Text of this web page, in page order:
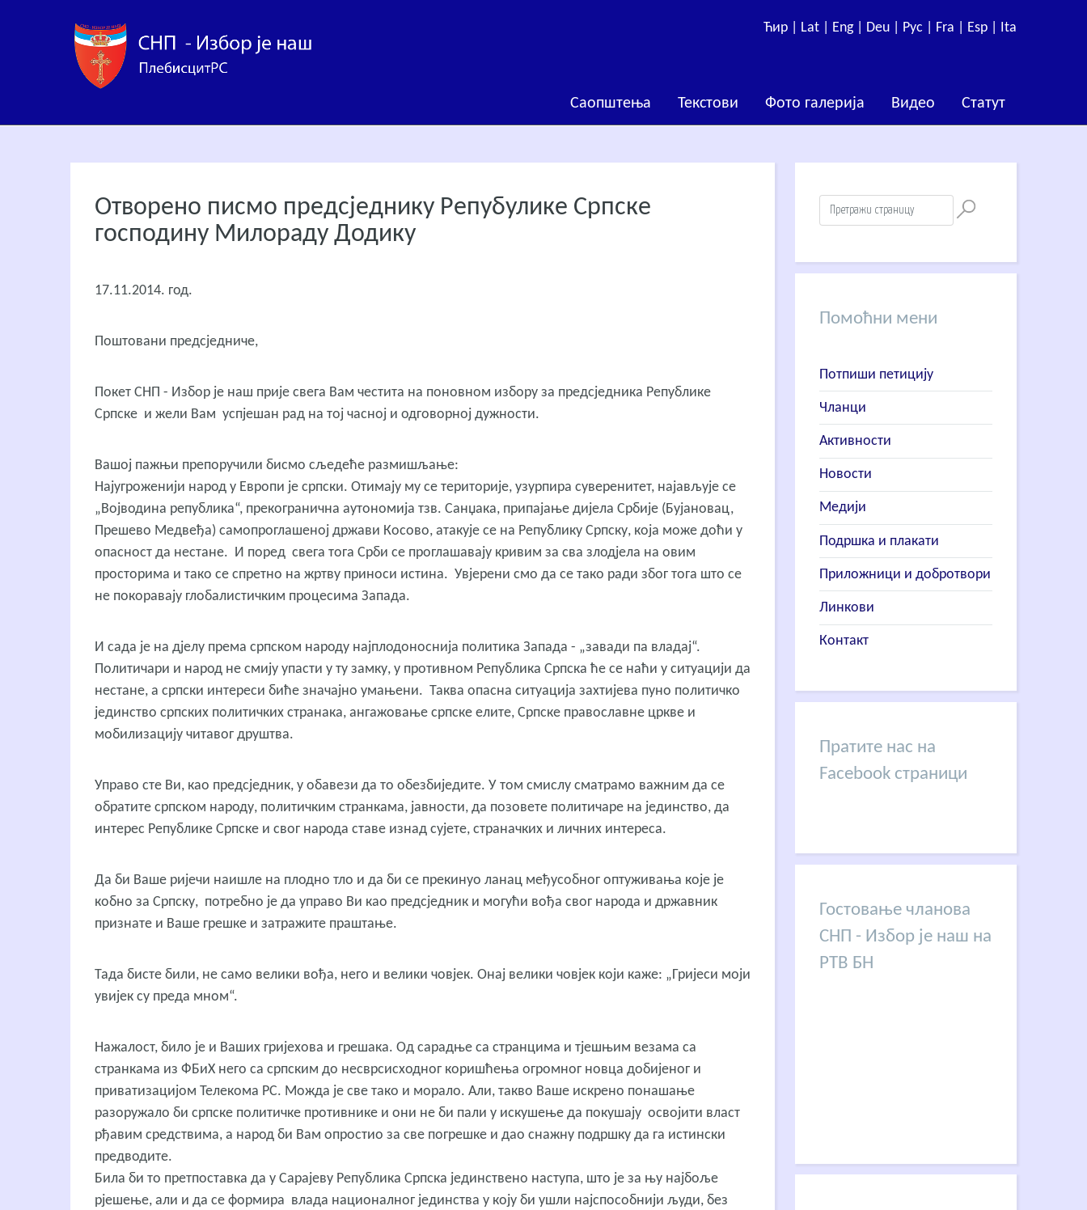
Ћир | Lat | Eng | Deu | Рус | Fra | Esp | Ita
Саопштења Текстови Фото галерија Видео Статут
Отворено писмо предсједнику Репубулике Српске
господину Милораду Додику
17.11.2014. год.
Поштовани предсједниче,
Покет СНП - Избор је наш прије свега Вам честита на поновном избору за предсједника Републике
Српске и жели Вам успјешан рад на тој часној и одговорној дужности.
Вашој пажњи препоручили бисмо сљедеће размишљање:
Најугроженији народ у Европи је српски. Отимају му се територије, узурпира суверенитет, најављује се
„Војводина република“, прекогранична аутономија тзв. Санџака, припајање дијела Србије (Бујановац,
Прешево Медвеђа) самопроглашеној држави Косово, атакује се на Републику Српску, која може доћи у
опасност да нестане. И поред свега тога Срби се проглашавају кривим за сва злодјела на овим
просторима и тако се спретно на жртву приноси истина. Увјерени смо да се тако ради због тога што се
не покоравају глобалистичким процесима Запада.
И сада је на дјелу према српском народу најплодоноснија политика Запада - „завади па владај“.
Политичари и народ не смију упасти у ту замку, у противном Република Српска ће се наћи у ситуацији да
нестане, а српски интереси биће значајно умањени. Таква опасна ситуација захтијева пуно политичко
јединство српских политичких странака, ангажовање српске елите, Српске православне цркве и
мобилизацију читавог друштва.
Управо сте Ви, као предсједник, у обавези да то обезбиједите. У том смислу сматрамо важним да се
обратите српском народу, политичким странкама, јавности, да позовете политичаре на јединство, да
интерес Републике Српске и свог народа ставе изнад сујете, страначких и личних интереса.
Да би Ваше ријечи наишле на плодно тло и да би се прекинуо ланац међусобног оптуживања које је
кобно за Српску, потребно је да управо Ви као предсједник и могући вођа свог народа и државник
признате и Ваше грешке и затражите праштање.
Тада бисте били, не само велики вођа, него и велики човјек. Онај велики човјек који каже: „Гријеси моји
увијек су преда мном“.
Нажалост, било је и Ваших гријехова и грешака. Од сарадње са странцима и тјешњим везама са
странкама из ФБиХ него са српским до несврсисходног коришћења огромног новца добијеног и
приватизацијом Телекома РС. Можда је све тако и морало. Али, такво Ваше искрено понашање
разоружало би српске политичке противнике и они не би пали у искушење да покушају освојити власт
рђавим средствима, а народ би Вам опростио за све погрешке и дао снажну подршку да га истински
предводите.
Била би то претпоставка да у Сарајеву Република Српска јединствено наступа, што је за њу најбоље
рјешење, али и да се формира влада националног јединства у коју би ушли најспособнији људи, без
Помоћни мени
Потпиши петицију
Чланци
Активности
Новости
Медији
Подршка и плакати
Приложници и добротвори
Линкови
Контакт
Пратите нас на
Facebook страници
Гостовање чланова
СНП - Избор је наш на
РТВ БН